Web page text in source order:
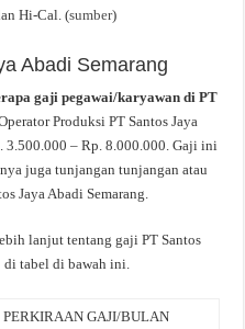
Hi-Cal. (sumber)
Abadi Semarang
gaji pegawai/karyawan di PT
Produksi PT Santos Jaya
3.500.000 – Rp. 8.000.000. Gaji ini
juga tunjangan tunjangan atau
Jaya Abadi Semarang.
lanjut tentang gaji PT Santos
di tabel di bawah ini.
PERKIRAAN GAJI/BULAN